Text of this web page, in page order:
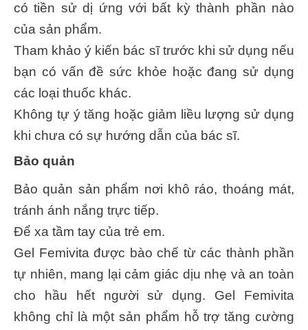
có tiền sử dị ứng với bất kỳ thành phần nào
của sản phẩm.
Tham khảo ý kiến bác sĩ trước khi sử dụng nếu
bạn có vấn đề sức khỏe hoặc đang sử dụng
các loại thuốc khác.
Không tự ý tăng hoặc giảm liều lượng sử dụng
khi chưa có sự hướng dẫn của bác sĩ.
Bảo quản
Bảo quản sản phẩm nơi khô ráo, thoáng mát,
tránh ánh nắng trực tiếp.
Để xa tầm tay của trẻ em.
Gel Femivita được bào chế từ các thành phần
tự nhiên, mang lại cảm giác dịu nhẹ và an toàn
cho hầu hết người sử dụng. Gel Femivita
không chỉ là một sản phẩm hỗ trợ tăng cường